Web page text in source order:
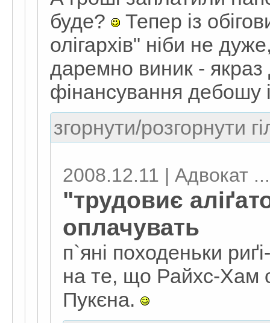
буде?
Тепер із
олігархів" ніби не
даремно виник -
фінансування дебошу
згорнути/розгорнути
2008.12.11 | Адвокат ...
"трудовиє
оплачувать
п`яні походеньки
на те, що Райхс-Хам
Пукєна.